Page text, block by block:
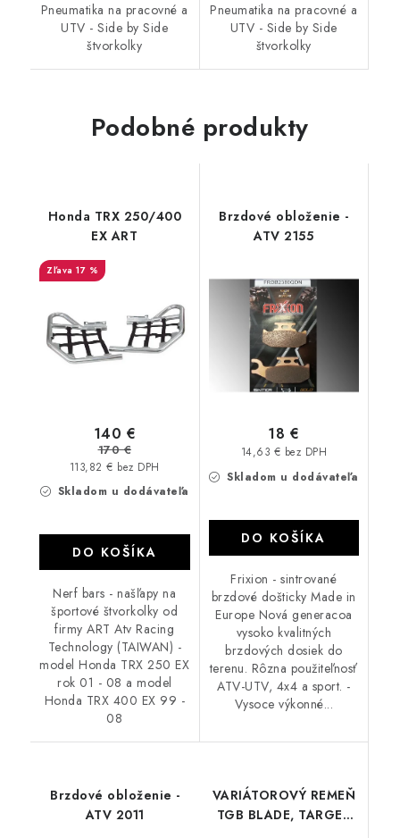
Pneumatika na pracovné a
UTV - Side by Side
štvorkolky
Pneumatika na pracovné a
UTV - Side by Side
štvorkolky
Podobné produkty
Honda TRX 250/400
EX ART
17 %
Skladom u dodávateľa
113,82 € bez DPH
140 €
170 €
DO KOŠÍKA
Nerf bars - našľapy na
športové štvorkolky od
firmy ART Atv Racing
Technology (TAIWAN) -
model Honda TRX 250 EX
rok 01 - 08 a model
Honda TRX 400 EX 99 -
08
Brzdové obloženie -
ATV 2155
Skladom u dodávateľa
14,63 € bez DPH
18 €
DO KOŠÍKA
Frixion - sintrované
brzdové došticky Made in
Europe Nová generacoa
vysoko kvalitných
brzdových dosiek do
terenu. Rôzna použiteľnosť
ATV-UTV, 4x4 a sport. -
Vysoce výkonné...
Brzdové obloženie -
ATV 2011
VARIÁTOROVÝ REMEŇ
TGB BLADE, TARGET